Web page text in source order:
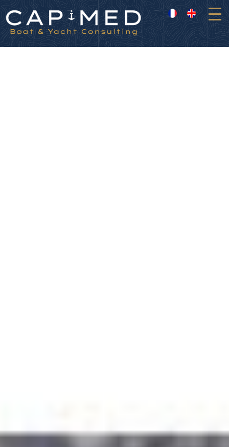
Panneau de gestion des cookies